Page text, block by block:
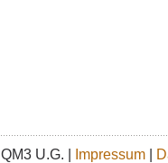
QM3 U.G. | Impressum